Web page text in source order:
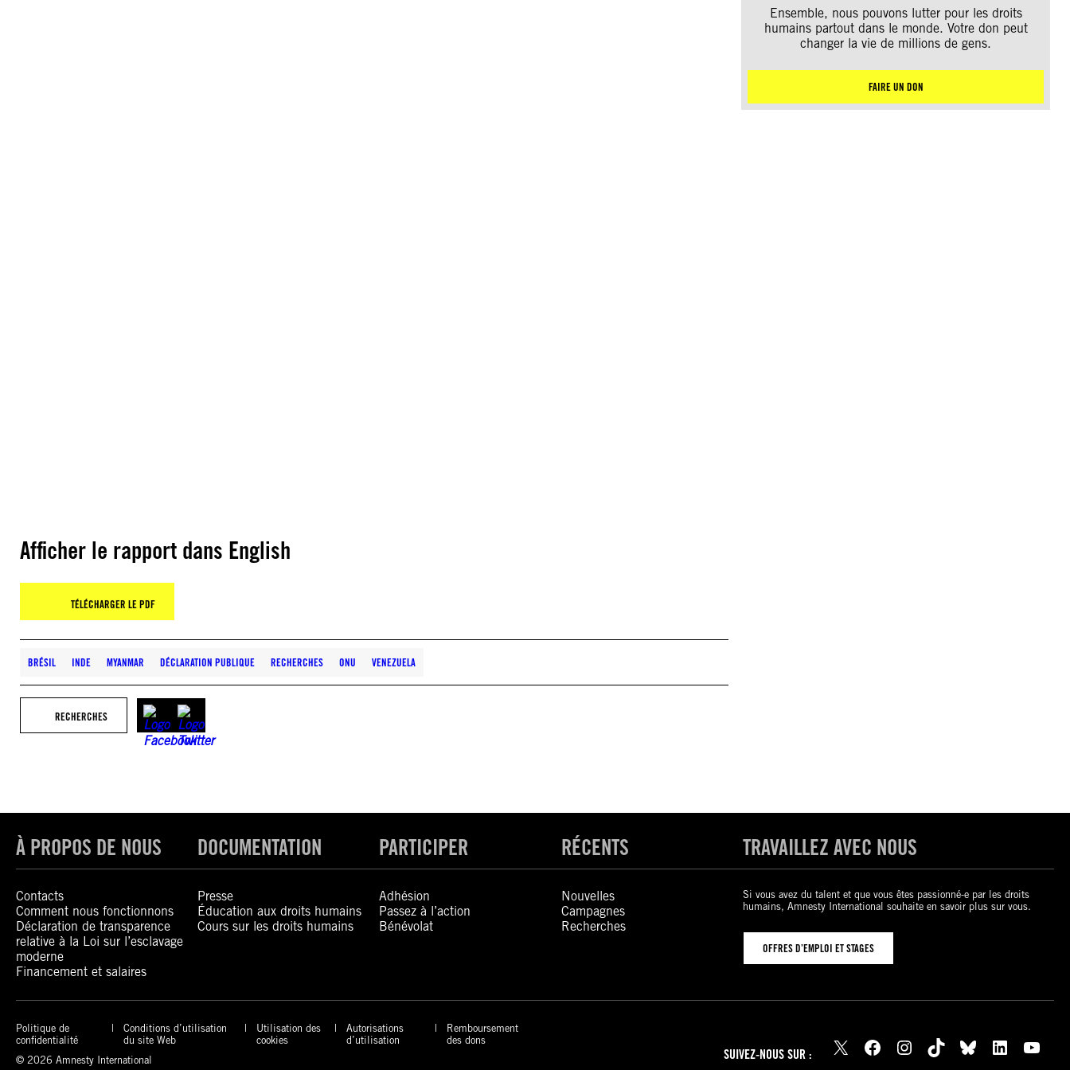
Afficher le rapport dans English
TÉLÉCHARGER LE PDF
BRÉSIL INDE MYANMAR DÉCLARATION PUBLIQUE RECHERCHES ONU VENEZUELA
RECHERCHES
Ensemble, nous pouvons lutter pour les droits
humains partout dans le monde. Votre don peut
changer la vie de millions de gens.
FAIRE UN DON
À PROPOS DE NOUS
Contacts
Comment nous fonctionnons
Déclaration de transparence
relative à la Loi sur l’esclavage
moderne
Financement et salaires
DOCUMENTATION
Presse
Éducation aux droits humains
Cours sur les droits humains
PARTICIPER
Adhésion
Passez à l’action
Bénévolat
RÉCENTS
Nouvelles
Campagnes
Recherches
TRAVAILLEZ AVEC NOUS
Si vous avez du talent et que vous êtes passionné-e par les droits
humains, Amnesty International souhaite en savoir plus sur vous.
OFFRES D’EMPLOI ET STAGES
Politique de
confidentialité
Conditions d’utilisation
du site Web
Utilisation des
cookies
Autorisations
d’utilisation
Remboursement
des dons
© 2026 Amnesty International
SUIVEZ-NOUS SUR : X Facebook Instagram TikTok Bluesky LinkedIn YouTube